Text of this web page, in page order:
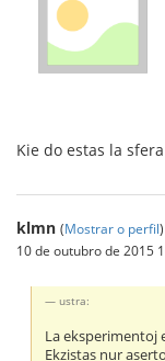
Kie do estas la
klmn (Mostrar o perfil)
10 de outubro de 2015
ustra:
La eksperimentoj
Ekzistas nur